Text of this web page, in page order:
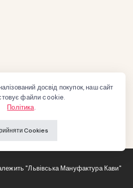
"Львівська Мануфактура Кави"
досвід покупок, наш сайт
файли cookie.
Політика.
Cookies